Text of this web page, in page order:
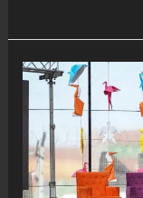
mando
presidencial
Chile
2026,
en